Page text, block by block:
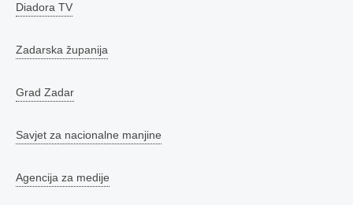
Diadora TV
Zadarska županija
Grad Zadar
Savjet za nacionalne manjine
Agencija za medije